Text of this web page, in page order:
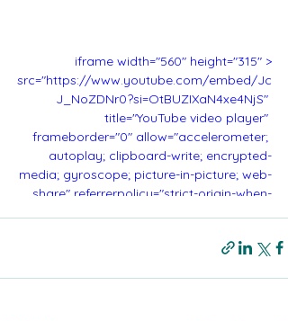
<iframe width="560" height="315"
src="https://www.youtube.com/embed/Jc
J_NoZDNr0?si=OtBUZIXaN4xe4NjS"
title="YouTube video player"
frameborder="0" allow="accelerometer;
autoplay; clipboard-write; encrypted-
media; gyroscope; picture-in-picture; web-
share" referrerpolicy="strict-origin-when-